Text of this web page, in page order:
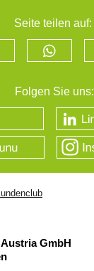
Seite teilen auf:
Folgen Sie uns:
GmbH